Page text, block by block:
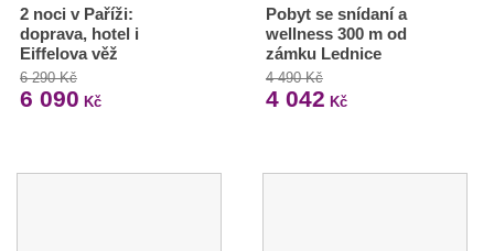
2 noci v Paříži:
doprava, hotel i
Eiffelova věž
6 290 Kč
6 090 Kč
Pobyt se snídaní a
wellness 300 m od
zámku Lednice
4 490 Kč
4 042 Kč